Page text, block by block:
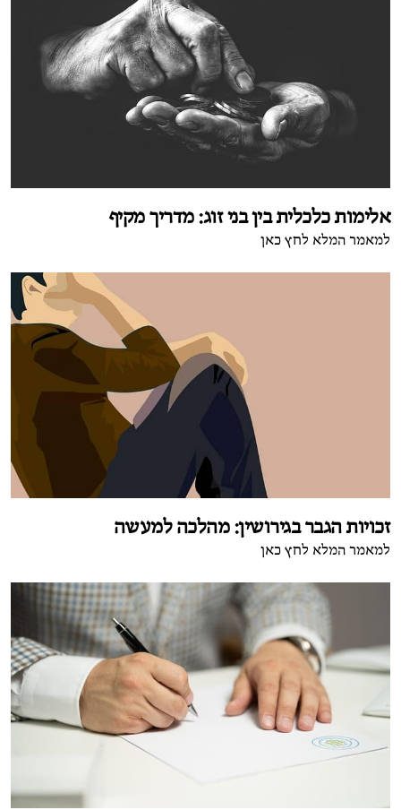
אלימות כלכלית בין בני זוג: מדריך מקיף
למאמר המלא לחץ כאן
זכויות הגבר בגירושין: מהלכה למעשה
למאמר המלא לחץ כאן